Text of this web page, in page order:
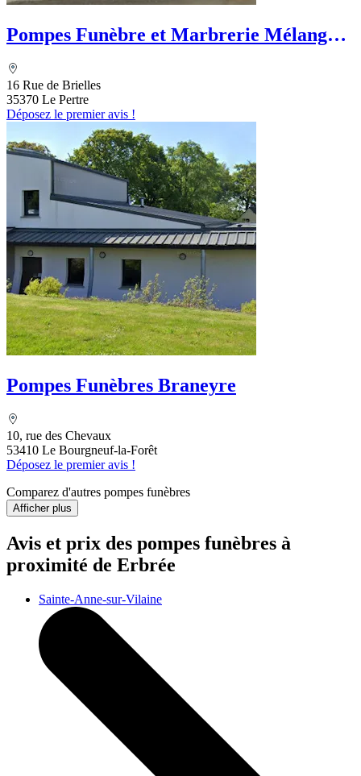
Pompes Funèbre et Marbrerie Mélanger
16 Rue de Brielles
35370 Le Pertre
Déposez le premier avis !
Pompes Funèbres Braneyre
10, rue des Chevaux
53410 Le Bourgneuf-la-Forêt
Déposez le premier avis !
Comparez d'autres pompes funèbres
Afficher plus
Avis et prix des pompes funèbres à
proximité de Erbrée
Sainte-Anne-sur-Vilaine